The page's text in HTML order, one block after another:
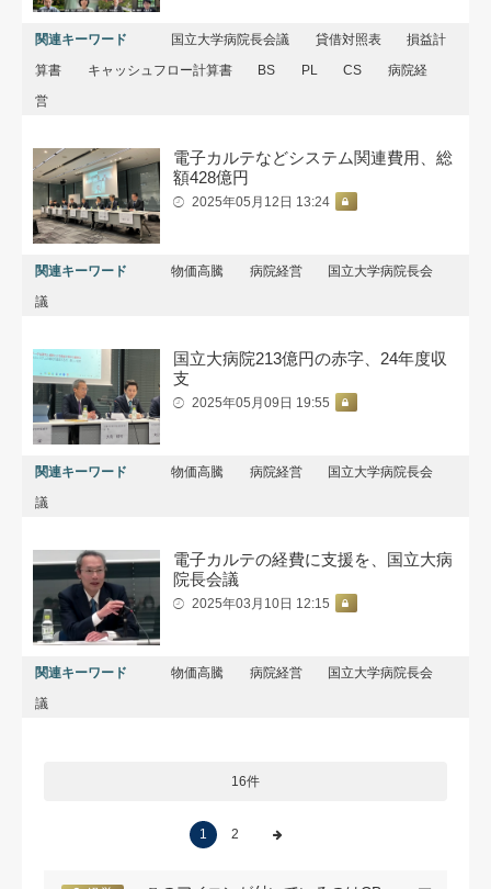
関連キーワード 国立大学病院長会議 貸借対照表
損益計
算書
キャッシュフロー計算書 BS PL CS
病院経
営
電子カルテなどシステム関連費用、総
額428億円
2025年05月12日 13:24
関連キーワード 物価高騰 病院経営
国立大学病院長会
議
国立大病院213億円の赤字、24年度収
支
2025年05月09日 19:55
関連キーワード 物価高騰 病院経営
国立大学病院長会
議
電子カルテの経費に支援を、国立大病
院長会議
2025年03月10日 12:15
関連キーワード 物価高騰 病院経営
国立大学病院長会
議
16件
1 2